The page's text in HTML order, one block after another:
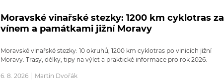
Moravské vinařské stezky: 1200 km cyklotras za
vínem a památkami jižní Moravy
Moravské vinařské stezky: 10 okruhů, 1200 km cyklotras po vinicích jižní
Moravy. Trasy, délky, tipy na výlet a praktické informace pro rok 2026.
6. 8. 2026 Martin Dvořák